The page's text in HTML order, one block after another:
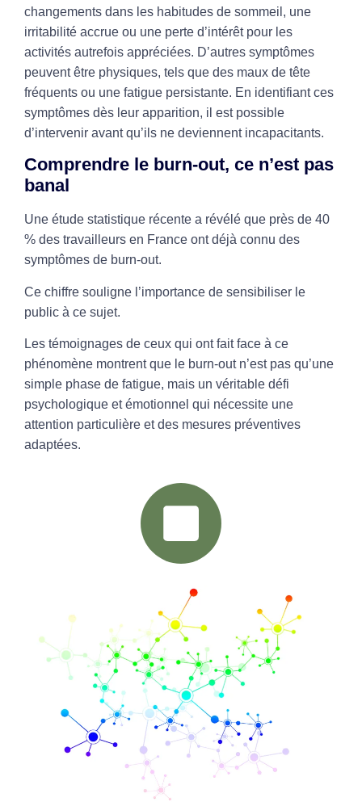
changements dans les habitudes de sommeil, une
irritabilité accrue ou une perte d’intérêt pour les
activités autrefois appréciées. D’autres symptômes
peuvent être physiques, tels que des maux de tête
fréquents ou une fatigue persistante. En identifiant ces
symptômes dès leur apparition, il est possible
d’intervenir avant qu’ils ne deviennent incapacitants.
Comprendre le burn-out, ce n’est pas
banal
Une étude statistique récente a révélé que près de 40
% des travailleurs en France ont déjà connu des
symptômes de burn-out.
Ce chiffre souligne l’importance de sensibiliser le
public à ce sujet.
Les témoignages de ceux qui ont fait face à ce
phénomène montrent que le burn-out n’est pas qu’une
simple phase de fatigue, mais un véritable défi
psychologique et émotionnel qui nécessite une
attention particulière et des mesures préventives
adaptées.